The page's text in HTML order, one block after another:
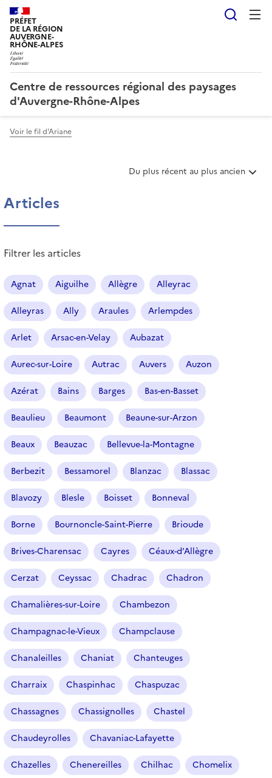
PRÉFET
DE LA RÉGION
AUVERGNE-
RHÔNE-ALPES
Centre de ressources régional des paysages
d'Auvergne-Rhône-Alpes
Voir le fil d'Ariane
T
t
i
c
l
e
Du plus récent au plus ancien
Articles
Filtrer les articles
Agnat Aiguilhe Allègre Alleyrac
Alleyras Ally Araules Arlempdes
Arlet Arsac-en-Velay Aubazat
Aurec-sur-Loire Autrac Auvers Auzon
Azérat Bains Barges Bas-en-Basset
Beaulieu Beaumont Beaune-sur-Arzon
Beaux Beauzac Bellevue-la-Montagne
Berbezit Bessamorel Blanzac Blassac
Blavozy Blesle Boisset Bonneval
Borne Bournoncle-Saint-Pierre Brioude
Brives-Charensac Cayres Céaux-d’Allègre
Cerzat Ceyssac Chadrac Chadron
Chamalières-sur-Loire Chambezon
Champagnac-le-Vieux Champclause
Chanaleilles Chaniat Chanteuges
Charraix Chaspinhac Chaspuzac
Chassagnes Chassignolles Chastel
Chaudeyrolles Chavaniac-Lafayette
Chazelles Chenereilles Chilhac Chomelix